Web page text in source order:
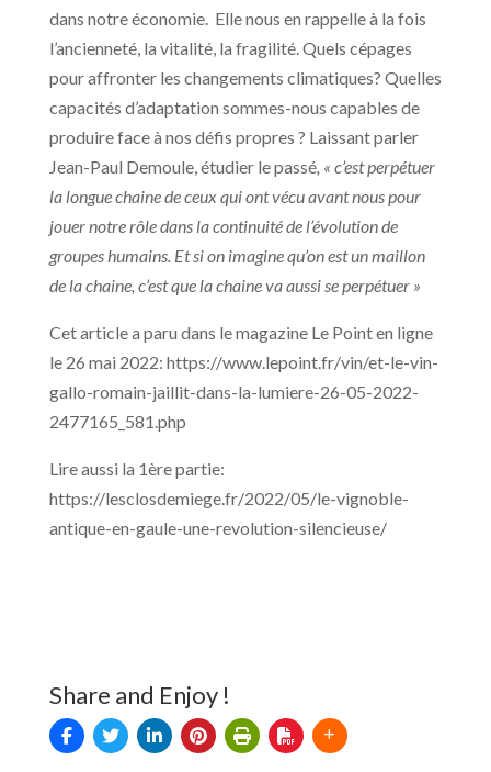
dans notre économie. Elle nous en rappelle à la fois
l’ancienneté, la vitalité, la fragilité. Quels cépages
pour affronter les changements climatiques? Quelles
capacités d’adaptation sommes-nous capables de
produire face à nos défis propres ? Laissant parler
Jean-Paul Demoule, étudier le passé, « c’est perpétuer
la longue chaine de ceux qui ont vécu avant nous pour
jouer notre rôle dans la continuité de l’évolution de
groupes humains. Et si on imagine qu’on est un maillon
de la chaine, c’est que la chaine va aussi se perpétuer »
Cet article a paru dans le magazine Le Point en ligne
le 26 mai 2022: https://www.lepoint.fr/vin/et-le-vin-
gallo-romain-jaillit-dans-la-lumiere-26-05-2022-
2477165_581.php
Lire aussi la 1ère partie:
https://lesclosdemiege.fr/2022/05/le-vignoble-
antique-en-gaule-une-revolution-silencieuse/
Share and Enjoy !